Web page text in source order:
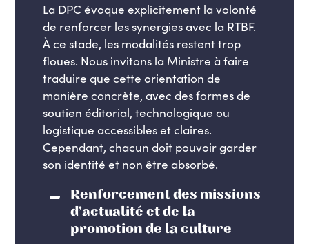
La DPC évoque explicitement la volonté
de renforcer les synergies avec la RTBF.
À ce stade, les modalités restent trop
floues. Nous invitons la Ministre à faire
traduire que cette orientation de
manière concrète, avec des formes de
soutien éditorial, technologique ou
logistique accessibles et claires.
Cependant, chacun doit pouvoir garder
son identité et non être absorbé.
Renforcement des missions
d’actualité et de la
promotion de la culture